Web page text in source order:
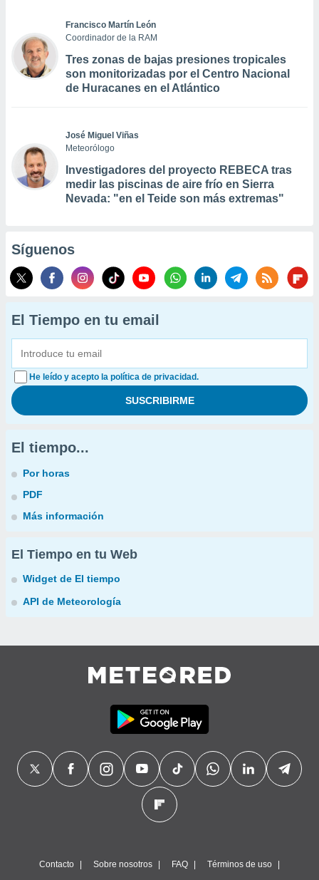
Francisco Martín León
Coordinador de la RAM
Tres zonas de bajas presiones tropicales
son monitorizadas por el Centro Nacional
de Huracanes en el Atlántico
José Miguel Viñas
Meteorólogo
Investigadores del proyecto REBECA tras
medir las piscinas de aire frío en Sierra
Nevada: "en el Teide son más extremas"
Síguenos
El Tiempo en tu email
He leído y acepto la política de privacidad.
El tiempo...
Por horas
PDF
Más información
El Tiempo en tu Web
Widget de El tiempo
API de Meteorología
Contacto Sobre nosotros FAQ Términos de uso